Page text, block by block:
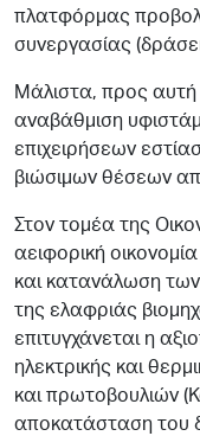
πλατφόρμας
συνεργασίας
Μάλιστα, προς
αναβάθμιση
επιχειρήσεων
βιώσιμων θέσεων
Στον τομέα της
αειφορική
και κατανάλωση
της ελαφριάς
επιτυγχάνεται η
ηλεκτρικής και
και πρωτοβουλιών
αποκατάσταση του